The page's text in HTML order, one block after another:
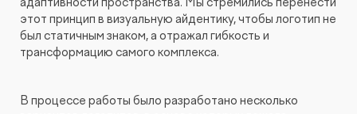
этот принцип в визуальную айдентику, чтобы логотип не
был статичным знаком, а отражал гибкость и
трансформацию самого комплекса.
В процессе работы было разработано несколько